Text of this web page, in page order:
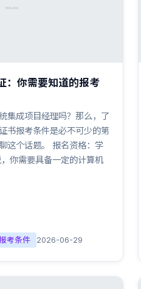
：你需要知道的报考
集成项目经理吗？那么，了
书报考条件是必不可少的第
这个话题。 报名资格：学
你需要具备一定的计算机
考条件 2026-06-29